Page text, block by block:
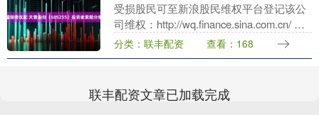
受损股民可至新浪股民维权平台登记该公
司维权：http://wq.finance.sina.com.cn/ 关
注@新浪证券、微信关注新浪券商基金、
百度搜索新浪股民....
分类：联丰配资 查看：168
联丰配资文章已加载完成